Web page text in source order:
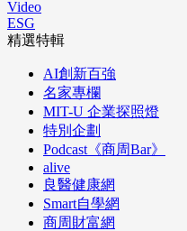
Video
ESG
精選特輯
AI創新百強
名家專欄
MIT-U 企業探照燈
特別企劃
Podcast《商周Bar》
alive
良醫健康網
Smart自學網
商周財富網